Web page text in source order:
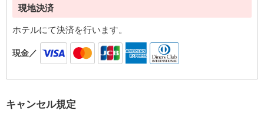
現地決済
ホテルにて決済を行います。
現金／
キャンセル規定